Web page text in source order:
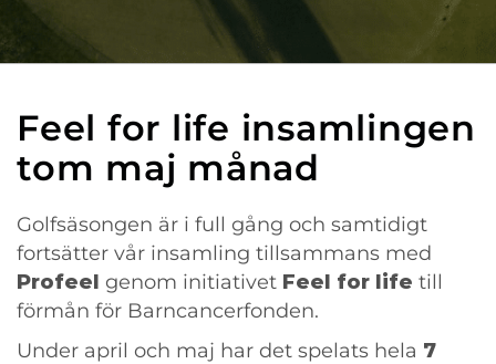
Feel for life insamlingen
tom maj månad
Golfsäsongen är i full gång och samtidigt
fortsätter vår insamling tillsammans med
Profeel genom initiativet Feel for life till
förmån för Barncancerfonden.
Under april och maj har det spelats hela 7